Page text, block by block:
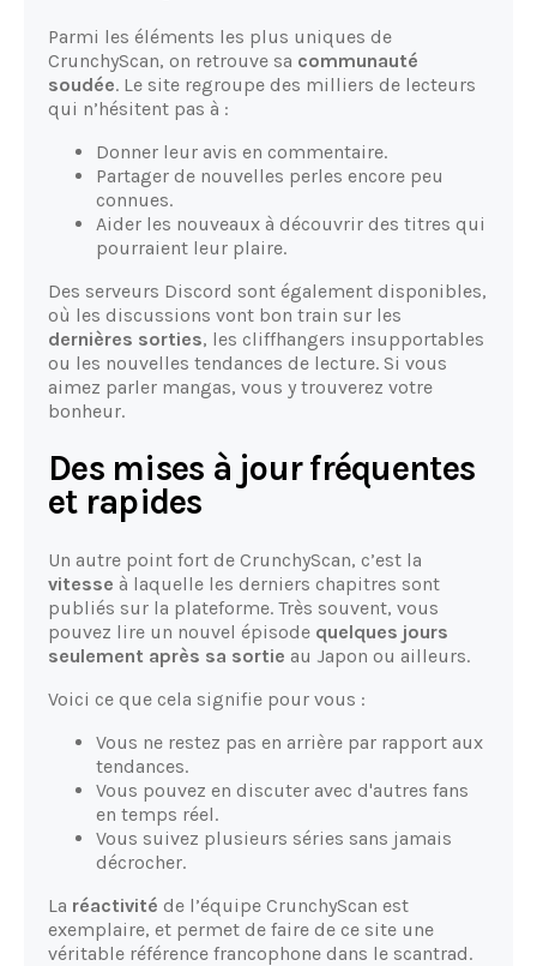
Parmi les éléments les plus uniques de
CrunchyScan, on retrouve sa communauté
soudée. Le site regroupe des milliers de lecteurs
qui n’hésitent pas à :
Donner leur avis en commentaire.
Partager de nouvelles perles encore peu
connues.
Aider les nouveaux à découvrir des titres qui
pourraient leur plaire.
Des serveurs Discord sont également disponibles,
où les discussions vont bon train sur les
dernières sorties, les cliffhangers insupportables
ou les nouvelles tendances de lecture. Si vous
aimez parler mangas, vous y trouverez votre
bonheur.
Des mises à jour fréquentes
et rapides
Un autre point fort de CrunchyScan, c’est la
vitesse à laquelle les derniers chapitres sont
publiés sur la plateforme. Très souvent, vous
pouvez lire un nouvel épisode quelques jours
seulement après sa sortie au Japon ou ailleurs.
Voici ce que cela signifie pour vous :
Vous ne restez pas en arrière par rapport aux
tendances.
Vous pouvez en discuter avec d'autres fans
en temps réel.
Vous suivez plusieurs séries sans jamais
décrocher.
La réactivité de l’équipe CrunchyScan est
exemplaire, et permet de faire de ce site une
véritable référence francophone dans le scantrad.